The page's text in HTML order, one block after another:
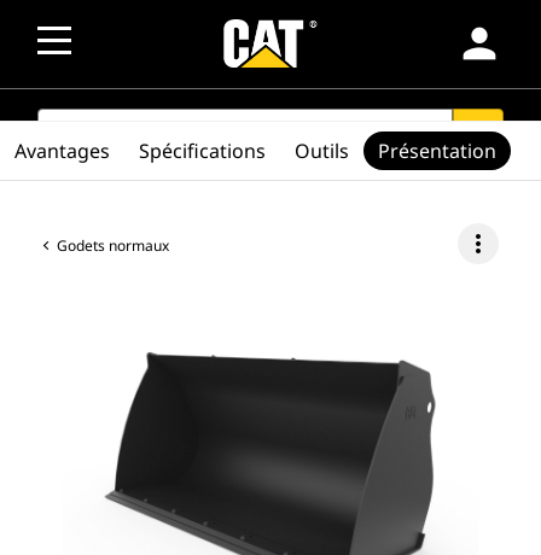
person
SEARCH search
Godets normaux more_vert
Avantages Spécifications Outils Présentation